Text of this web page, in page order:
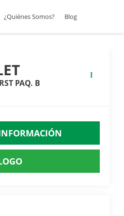
¿Quiénes Somos? Blog
PAQ. B